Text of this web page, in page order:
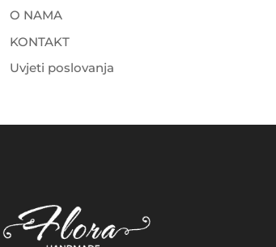
O NAMA
KONTAKT
Uvjeti poslovanja